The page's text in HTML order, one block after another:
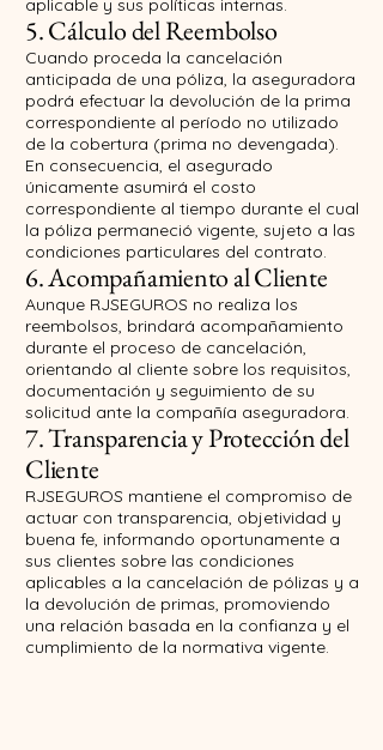
aplicable y sus políticas internas.
5. Cálculo del Reembolso
Cuando proceda la cancelación
anticipada de una póliza, la aseguradora
podrá efectuar la devolución de la prima
correspondiente al período no utilizado
de la cobertura (prima no devengada).
En consecuencia, el asegurado
únicamente asumirá el costo
correspondiente al tiempo durante el cual
la póliza permaneció vigente, sujeto a las
condiciones particulares del contrato.
6. Acompañamiento al Cliente
Aunque RJSEGUROS no realiza los
reembolsos, brindará acompañamiento
durante el proceso de cancelación,
orientando al cliente sobre los requisitos,
documentación y seguimiento de su
solicitud ante la compañía aseguradora.
7. Transparencia y Protección del
Cliente
RJSEGUROS mantiene el compromiso de
actuar con transparencia, objetividad y
buena fe, informando oportunamente a
sus clientes sobre las condiciones
aplicables a la cancelación de pólizas y a
la devolución de primas, promoviendo
una relación basada en la confianza y el
cumplimiento de la normativa vigente.